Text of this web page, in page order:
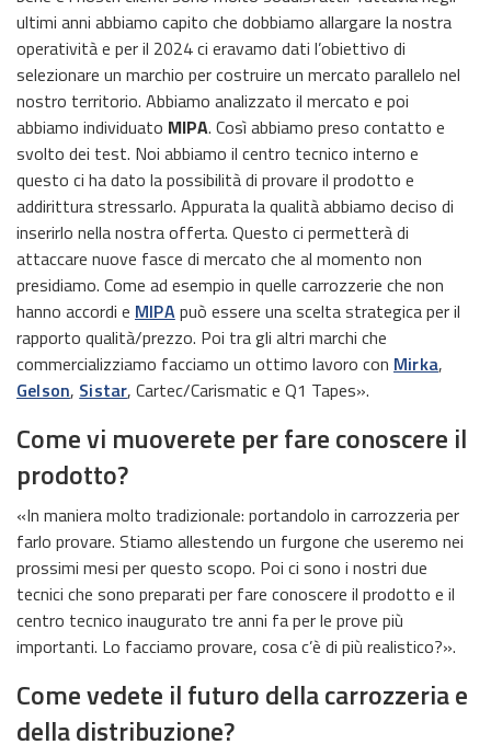
ultimi anni abbiamo capito che dobbiamo allargare la nostra
operatività e per il 2024 ci eravamo dati l’obiettivo di
selezionare un marchio per costruire un mercato parallelo nel
nostro territorio. Abbiamo analizzato il mercato e poi
abbiamo individuato MIPA. Così abbiamo preso contatto e
svolto dei test. Noi abbiamo il centro tecnico interno e
questo ci ha dato la possibilità di provare il prodotto e
addirittura stressarlo. Appurata la qualità abbiamo deciso di
inserirlo nella nostra offerta. Questo ci permetterà di
attaccare nuove fasce di mercato che al momento non
presidiamo. Come ad esempio in quelle carrozzerie che non
hanno accordi e MIPApuò essere una scelta strategica per il
rapporto qualità/prezzo. Poi tra gli altri marchi che
commercializziamo facciamo un ottimo lavoro con Mirka,
Gelson, Sistar, Cartec/Carismatic e Q1 Tapes».
Come vi muoverete per fare conoscere il
prodotto?
«In maniera molto tradizionale: portandolo in carrozzeria per
farlo provare. Stiamo allestendo un furgone che useremo nei
prossimi mesi per questo scopo. Poi ci sono i nostri due
tecnici che sono preparati per fare conoscere il prodotto e il
centro tecnico inaugurato tre anni fa per le prove più
importanti. Lo facciamo provare, cosa c’è di più realistico?».
Come vedete il futuro della carrozzeria e
della distribuzione?